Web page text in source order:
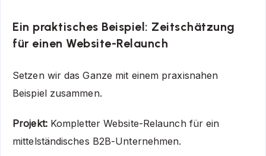
Ein praktisches Beispiel: Zeitschätzung
für einen Website-Relaunch
Setzen wir das Ganze mit einem praxisnahen
Beispiel zusammen.
Projekt:Kompletter Website-Relaunch für ein
mittelständisches B2B-Unternehmen.